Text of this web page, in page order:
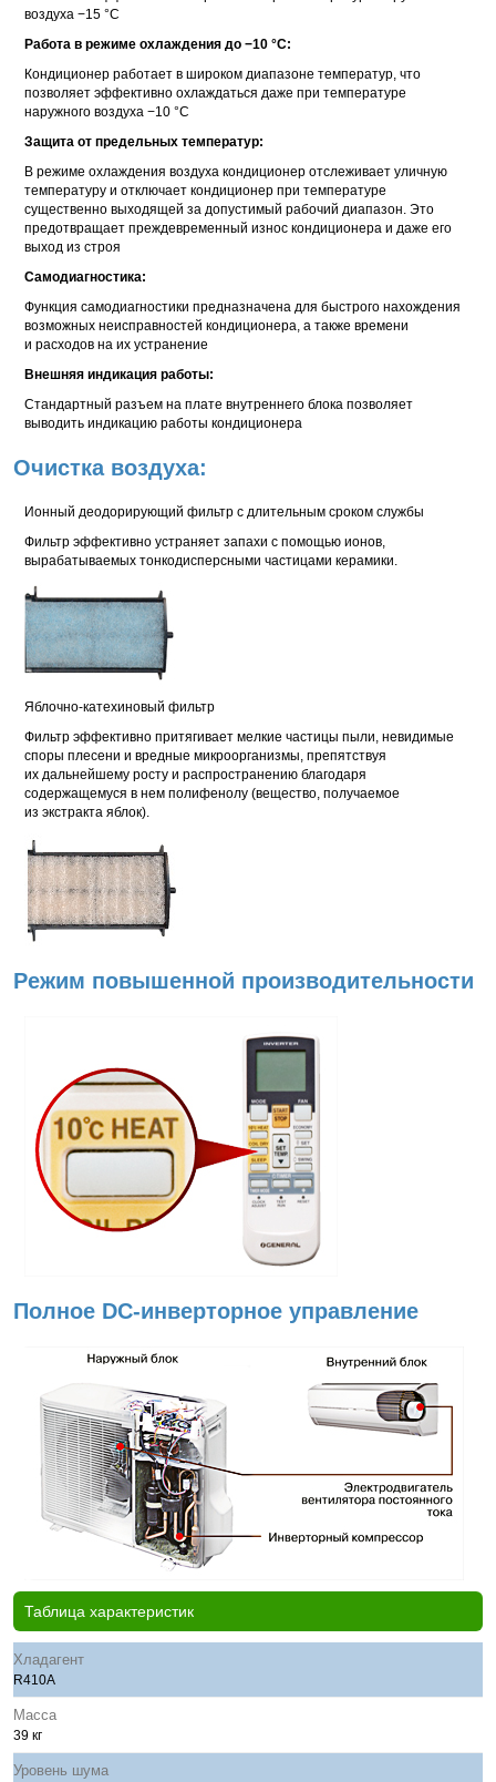
воздуха −15 °С
Работа в режиме охлаждения до −10 °С:
Кондиционер работает в широком диапазоне температур, что
позволяет эффективно охлаждаться даже при температуре
наружного воздуха −10 °С
Защита от предельных температур:
В режиме охлаждения воздуха кондиционер отслеживает уличную
температуру и отключает кондиционер при температуре
существенно выходящей за допустимый рабочий диапазон. Это
предотвращает преждевременный износ кондиционера и даже его
выход из строя
Самодиагностика:
Функция самодиагностики предназначена для быстрого нахождения
возможных неисправностей кондиционера, а также времени
и расходов на их устранение
Внешняя индикация работы:
Стандартный разъем на плате внутреннего блока позволяет
выводить индикацию работы кондиционера
Очистка воздуха:
Ионный деодорирующий фильтр с длительным сроком службы
Фильтр эффективно устраняет запахи с помощью ионов,
вырабатываемых тонкодисперсными частицами керамики.
Яблочно-катехиновый фильтр
Фильтр эффективно притягивает мелкие частицы пыли, невидимые
споры плесени и вредные микроорганизмы, препятствуя
их дальнейшему росту и распространению благодаря
содержащемуся в нем полифенолу (вещество, получаемое
из экстракта яблок).
Режим повышенной производительности
Полное DC-инверторное управление
Таблица характеристик
Хладагент
R410A
Масса
39 кг
Уровень шума